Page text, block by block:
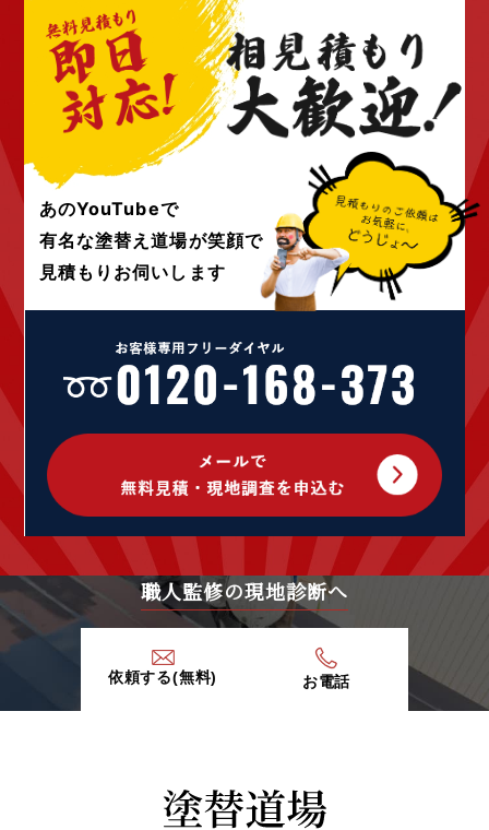
2022年8月 (4)
2022年7月 (6)
2022年6月 (4)
2022年5月 (4)
2022年4月 (4)
2022年2月 (4)
2022年1月 (4)
2021年12月 (4)
2021年10月 (10)
2021年9月 (24)
2021年8月 (1)
2021年4月 (1)
2020年12月 (1)
2020年9月 (1)
2020年5月 (1)
2020年4月 (5)
2020年3月 (7)
2020年1月 (9)
2019年12月 (6)
2019年11月 (13)
2019年10月 (15)
2019年9月 (20)
あのYouTubeで
有名な塗替え道場が笑顔で
見積もりお伺いします
職人監修の現地診断へ
依頼する(無料) お電話